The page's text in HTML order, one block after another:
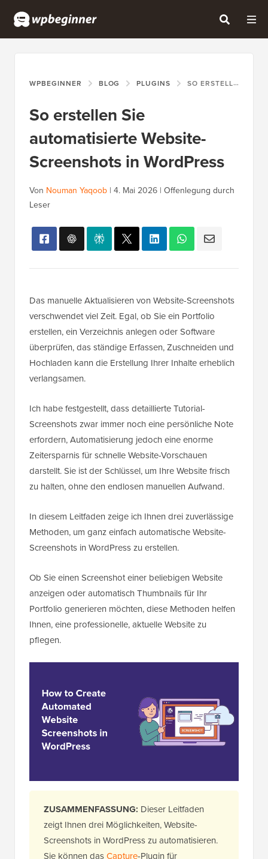
WPBEGINNER BLOG PLUGINS SO ERSTELLEN SIE AUTOMATISIERTE WEBSITE-SCREENSHOTS IN WORDPRESS
So erstellen Sie
automatisierte Website-
Screenshots in WordPress
Von Nouman Yaqoob | 4. Mai 2026 | Offenlegung durch
Leser
Das manuelle Aktualisieren von Website-Screenshots
verschwendet viel Zeit. Egal, ob Sie ein Portfolio
erstellen, ein Verzeichnis anlegen oder Software
überprüfen, das ständige Erfassen, Zuschneiden und
Hochladen kann die Erstellung Ihrer Inhalte erheblich
verlangsamen.
Ich habe festgestellt, dass detaillierte Tutorial-
Screenshots zwar immer noch eine persönliche Note
erfordern, Automatisierung jedoch eine enorme
Zeitersparnis für schnelle Website-Vorschauen
darstellt. Sie ist der Schlüssel, um Ihre Website frisch
zu halten, ohne den endlosen manuellen Aufwand.
In diesem Leitfaden zeige ich Ihnen drei zuverlässige
Methoden, um ganz einfach automatische Website-
Screenshots in WordPress zu erstellen.
Ob Sie einen Screenshot einer beliebigen Website
anzeigen oder automatisch Thumbnails für Ihr
Portfolio generieren möchten, diese Methoden helfen
Ihnen, eine professionelle, aktuelle Website zu
pflegen.
ZUSAMMENFASSUNG: Dieser Leitfaden
zeigt Ihnen drei Möglichkeiten, Website-
Screenshots in WordPress zu automatisieren.
Sie können dasCapture-Plugin für